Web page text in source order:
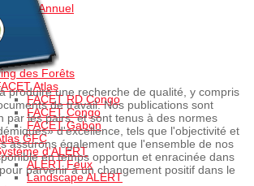
Rapport Annuel
des Forêts
Atlas
FACET RD Congo
FACET Congo
FACET Gabon
GFC
d'ALERT
ALERT Feux
Landscape ALERT
produire une recherche de qualité, y compris
de travail. Nos publications sont
par les pairs, et sont tenus à des normes
d'excellence, tels que l'objectivité et
assurons également que l'ensemble de nos
en temps opportun et enracinée dans
parvenir à un changement positif dans le